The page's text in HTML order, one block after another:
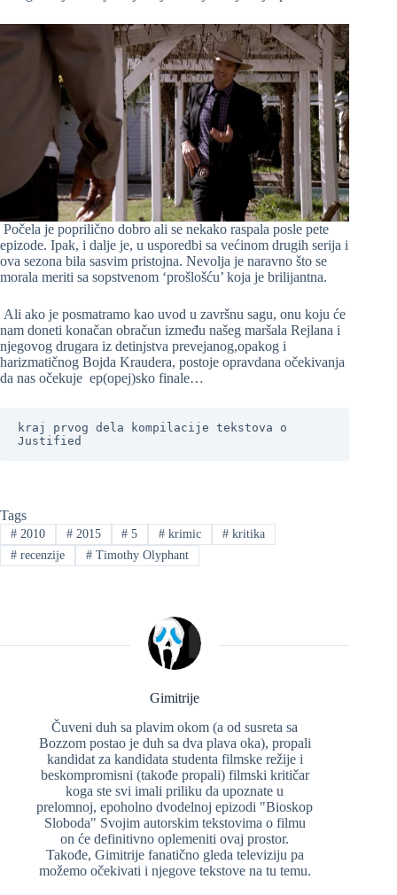
Počela je poprilično dobro ali se nekako raspala posle pete
epizode. Ipak, i dalje je, u usporedbi sa većinom drugih serija i
ova sezona bila sasvim pristojna. Nevolja je naravno što se
morala meriti sa sopstvenom ‘prošlošću’ koja je brilijantna.
Ali ako je posmatramo kao uvod u završnu sagu, onu koju će
nam doneti konačan obračun između našeg maršala Rejlana i
njegovog drugara iz detinjstva prevejanog,opakog i
harizmatičnog Bojda Kraudera, postoje opravdana očekivanja
da nas očekuje ep(opej)sko finale…
kraj prvog dela kompilacije tekstova o
Justified
Tags
#2010 #2015 # 5 # krimic # kritika
#recenzije #Timothy Olyphant
Gimitrije
Čuveni duh sa plavim okom (a od susreta sa
Bozzom postao je duh sa dva plava oka), propali
kandidat za kandidata studenta filmske režije i
beskompromisni (takođe propali) filmski kritičar
koga ste svi imali priliku da upoznate u
prelomnoj, epoholno dvodelnoj epizodi "Bioskop
Sloboda" Svojim autorskim tekstovima o filmu
on će definitivno oplemeniti ovaj prostor.
Takođe, Gimitrije fanatično gleda televiziju pa
možemo očekivati i njegove tekstove na tu temu.